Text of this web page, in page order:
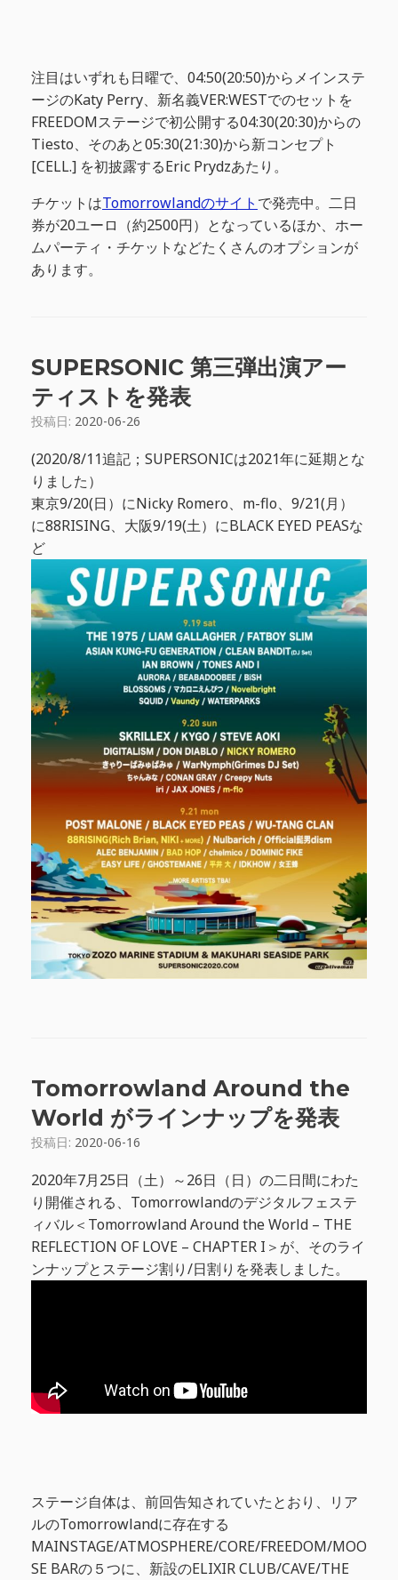
注目はいずれも日曜で、04:50(20:50)からメインステ
ージのKaty Perry、新名義VER:WESTでのセットを
FREEDOMステージで初公開する04:30(20:30)からの
Tiesto、そのあと05:30(21:30)から新コンセプト
[CELL.] を初披露するEric Prydzあたり。
チケットはTomorrowlandのサイト で発売中。二日
券が20ユーロ（約2500円）となっているほか、ホー
ムパーティ・チケットなどたくさんのオプションが
あります。
SUPERSONIC 第三弾出演アー
ティストを発表
投稿日: 2020-06-26
(2020/8/11追記；SUPERSONICは2021年に延期とな
りました）
東京9/20(日）にNicky Romero、m-flo、9/21(月）
に88RISING、大阪9/19(土）にBLACK EYED PEASな
ど
Tomorrowland Around the
World がラインナップを発表
投稿日: 2020-06-16
2020年7月25日（土）～26日（日）の二日間にわた
り開催される、Tomorrowlandのデジタルフェステ
ィバル＜Tomorrowland Around the World – THE
REFLECTION OF LOVE – CHAPTER I＞が、そのライ
ンナップとステージ割り/日割りを発表しました。
ステージ自体は、前回告知されていたとおり、リア
ルのTomorrowlandに存在する
MAINSTAGE/ATMOSPHERE/CORE/FREEDOM/MOO
SE BARの５つに、新設のELIXIR CLUB/CAVE/THE